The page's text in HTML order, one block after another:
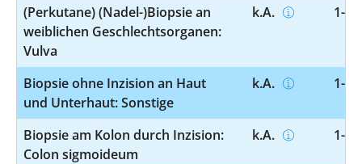
(Perkutane) (Nadel-)Biopsie an
weiblichen Geschlechtsorganen:
Vulva
k.A. 1-
Biopsie ohne Inzision an Haut
und Unterhaut: Sonstige
k.A. 1-
Biopsie am Kolon durch Inzision:
Colon sigmoideum
k.A. 1-